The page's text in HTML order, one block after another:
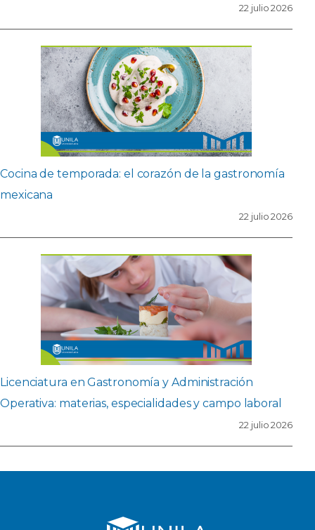
22 julio 2026
Cocina de temporada: el corazón de la gastronomía
mexicana
22 julio 2026
Licenciatura en Gastronomía y Administración
Operativa: materias, especialidades y campo laboral
22 julio 2026